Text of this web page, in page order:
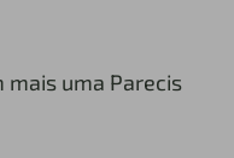
mais uma Parecis